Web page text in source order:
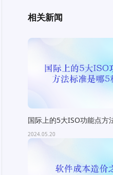
相关新闻
国际上的5大ISO功能点方
种？
2024.05.20